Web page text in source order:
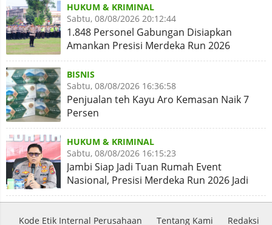
HUKUM & KRIMINAL
Sabtu, 08/08/2026 20:12:44
1.848 Personel Gabungan Disiapkan
Amankan Presisi Merdeka Run 2026
BISNIS
Sabtu, 08/08/2026 16:36:58
Penjualan teh Kayu Aro Kemasan Naik 7
Persen
HUKUM & KRIMINAL
Sabtu, 08/08/2026 16:15:23
Jambi Siap Jadi Tuan Rumah Event
Nasional, Presisi Merdeka Run 2026 Jadi
Momentum Pembuktian
Kode Etik Internal Perusahaan Tentang Kami Redaksi